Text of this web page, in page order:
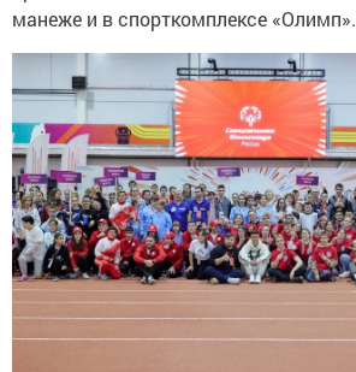
манеже и в спорткомплексе «Олимп».